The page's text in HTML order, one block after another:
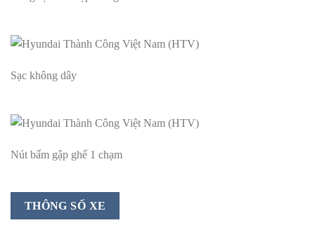
Sạc không dây
Nút bấm gập ghế 1 chạm
THÔNG SỐ XE